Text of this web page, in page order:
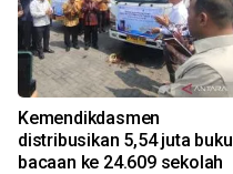
Kemendikdasmen
distribusikan 5,54 juta buku
bacaan ke 24.609 sekolah